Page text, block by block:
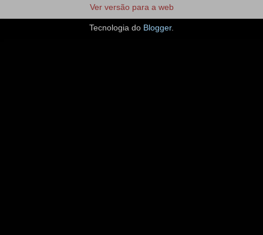
Ver versão para a web
Tecnologia do Blogger.